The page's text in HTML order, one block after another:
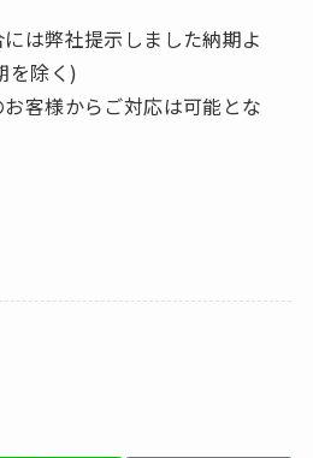
は弊社提示しました納期よ
を除く)
客様からご対応は可能とな